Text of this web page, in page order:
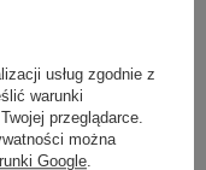
usług zgodnie z
warunki
przeglądarce.
można
Google